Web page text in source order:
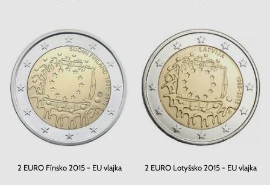
2 EURO Fínsko 2015 - EU vlajka 2 EURO Lotyšsko 2015 - EU vlajka